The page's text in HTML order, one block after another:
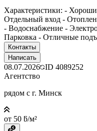
Характеристики: -
Отдельный вход -
- Водоснабжение -
Парковка - Отличные
Контакты
Написать
08.07.2026 ID 4089252
Агентство
рядом с г. Минск
от 50 ƃ/м²